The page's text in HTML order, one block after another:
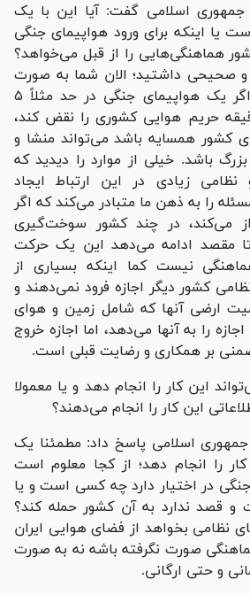
جمهوری اسلامی گفت: آیا این با یک
یا اینکه برای ورود هواپیمای جنگی
هماهنگی‌هایی را از قبل می‌خواهد؟
و صحیحی داشتید؛ الان شما به صورت
روزانه می‌بینید حتی اگر یک هواپیمای جنگی در حد مثلاً ۵
یک دقیقه حریم هوایی کشوری را نقض کند،
کشور همسایه باشد می‌تواند منشا و
باشد. خیلی از موارد را دیدید که
زیادی در این ارتباط ایجاد
را به ذهن ما متبادر می‌کند که اگر
می‌کند، در چند کشور سوخت‌گیری
مقصد ادامه می‌دهد این یک حرکت
نیست کما اینکه بسیاری از
کشور دیگر اجازه فرود نمی‌دهند و
ارضی آنها که شامل زمین و هوای
را به آنها می‌دهد، اما اجازه خروج
بر همکاری و رضایت قبلی است.
این کار را انجام دهد و یا معمولا
این کار را انجام می‌دهند؟
اسلامی پاسخ داد: مطمئنا یک
را انجام دهد؛ از کجا معلوم است
در اختیار دارد چه کسی است و یا
و قصد ندارد به آن کشور حمله کند؟
نظامی بخواهد از فضای هوایی ایران
صورت نگرفته باشه نه به صورت
و حتی ارگانی.